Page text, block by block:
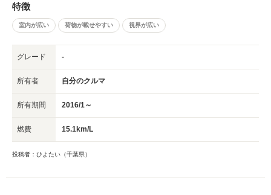
特徴
室内が広い 荷物が載せやすい 視界が広い
グレード -
所有者 自分のクルマ
所有期間 2016/1～
燃費 15.1km/L
投稿者：ひよたい（千葉県）